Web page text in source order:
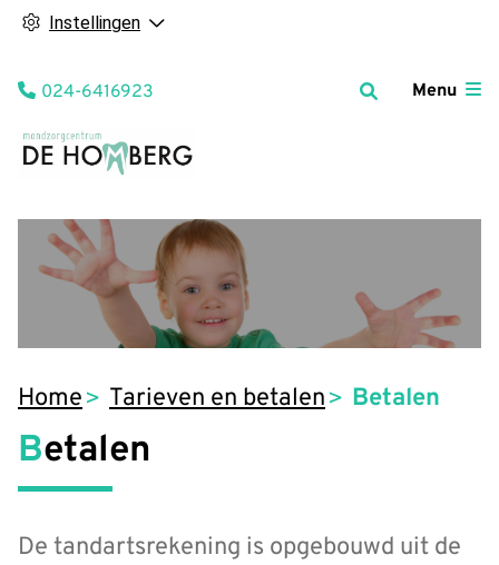
Instellingen
Menu
Tel:
024-6416923
Home Tarieven en betalen Betalen
Betalen
De tandartsrekening is opgebouwd uit de